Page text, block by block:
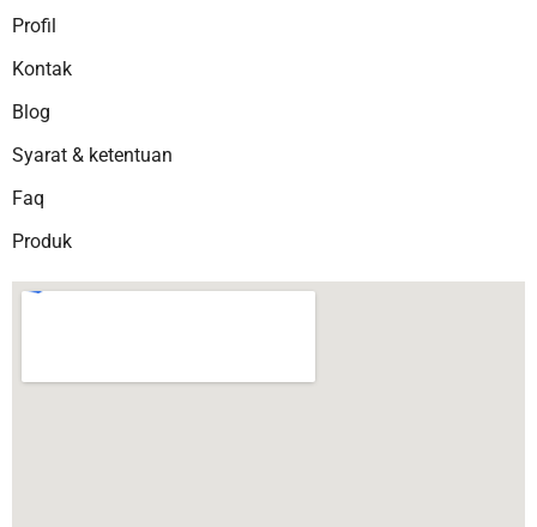
Profil
Kontak
Blog
Syarat & ketentuan
Faq
Produk